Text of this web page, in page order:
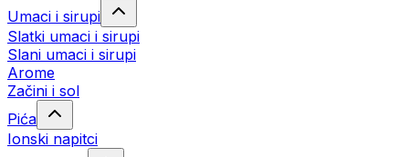
Umaci i sirupi
Slatki umaci i sirupi
Slani umaci i sirupi
Arome
Začini i sol
Pića
Ionski napitci